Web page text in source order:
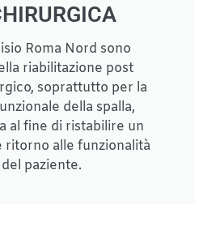
Roma Nord sono
riabilitazione post
soprattutto per la
della spalla,
al fine di ristabilire un
alle funzionalità
paziente.